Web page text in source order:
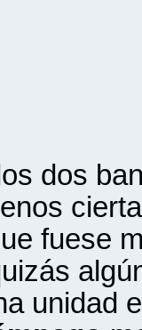
dos
fuese
unidad